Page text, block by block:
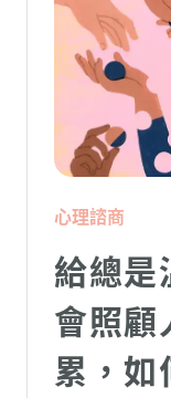
心理諮商
給總是
會照顧
累，如